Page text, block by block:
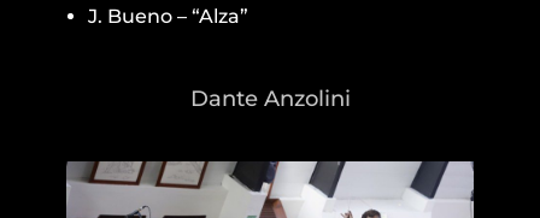
J. Bueno – “Alza”
Dante Anzolini